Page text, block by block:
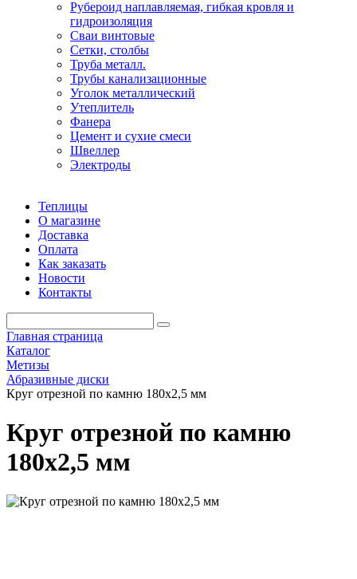
Рубероид наплавляемая, гибкая кровля и
гидроизоляция
Сваи винтовые
Сетки, столбы
Труба металл.
Трубы канализационные
Уголок металлический
Утеплитель
Фанера
Цемент и сухие смеси
Швеллер
Электроды
Теплицы
О магазине
Доставка
Оплата
Как заказать
Новости
Контакты
Главная страница
Каталог
Метизы
Абразивные диски
Круг отрезной по камню 180х2,5 мм
Круг отрезной по камню
180х2,5 мм